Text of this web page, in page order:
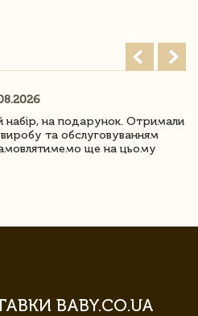
набір, на подарунок. Отримали
та обслуговуванням
ще на цьому
BABY.CO.UA